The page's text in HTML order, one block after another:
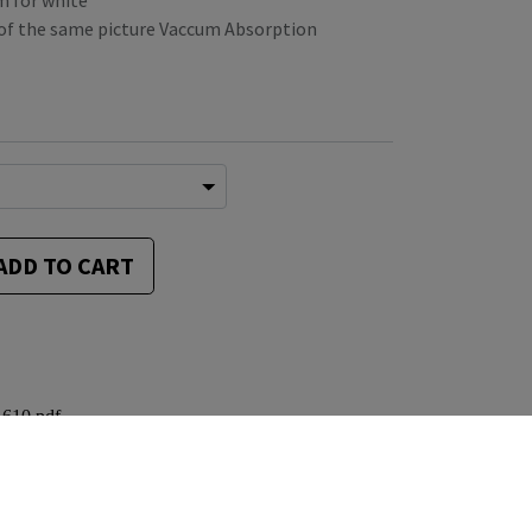
the same picture Vaccum Absorption
TO CART